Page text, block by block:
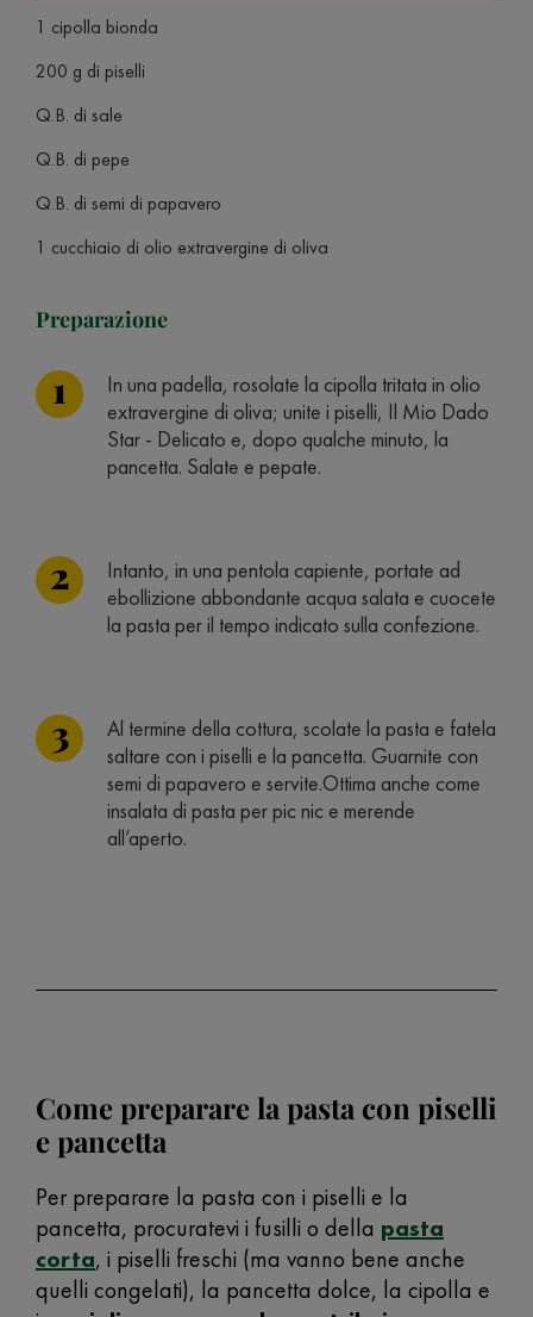
1 cipolla bionda
200 g di piselli
Q.B. di sale
Q.B. di pepe
Q.B. di semi di papavero
1 cucchiaio di olio extravergine di oliva
Preparazione
In una padella, rosolate la cipolla tritata in olio
extravergine di oliva; unite i piselli, Il Mio Dado
Star - Delicato e, dopo qualche minuto, la
pancetta. Salate e pepate.
Intanto, in una pentola capiente, portate ad
ebollizione abbondante acqua salata e cuocete
la pasta per il tempo indicato sulla confezione.
Al termine della cottura, scolate la pasta e fatela
saltare con i piselli e la pancetta. Guarnite con
semi di papavero e servite.Ottima anche come
insalata di pasta per pic nic e merende
all’aperto.
Come preparare la pasta con piselli
e pancetta
Per preparare la pasta con i piselli e la
pancetta, procuratevi i fusilli o della pasta
corta, i piselli freschi (ma vanno bene anche
quelli congelati), la pancetta dolce, la cipolla e